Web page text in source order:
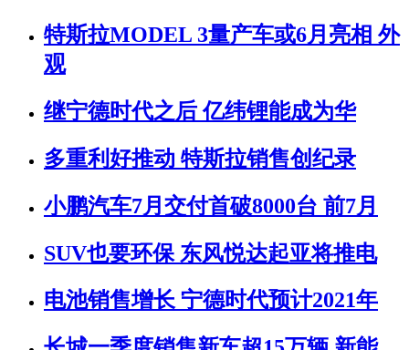
特斯拉MODEL 3量产车或6月亮相 外
观
继宁德时代之后 亿纬锂能成为华
多重利好推动 特斯拉销售创纪录
小鹏汽车7月交付首破8000台 前7月
SUV也要环保 东风悦达起亚将推电
电池销售增长 宁德时代预计2021年